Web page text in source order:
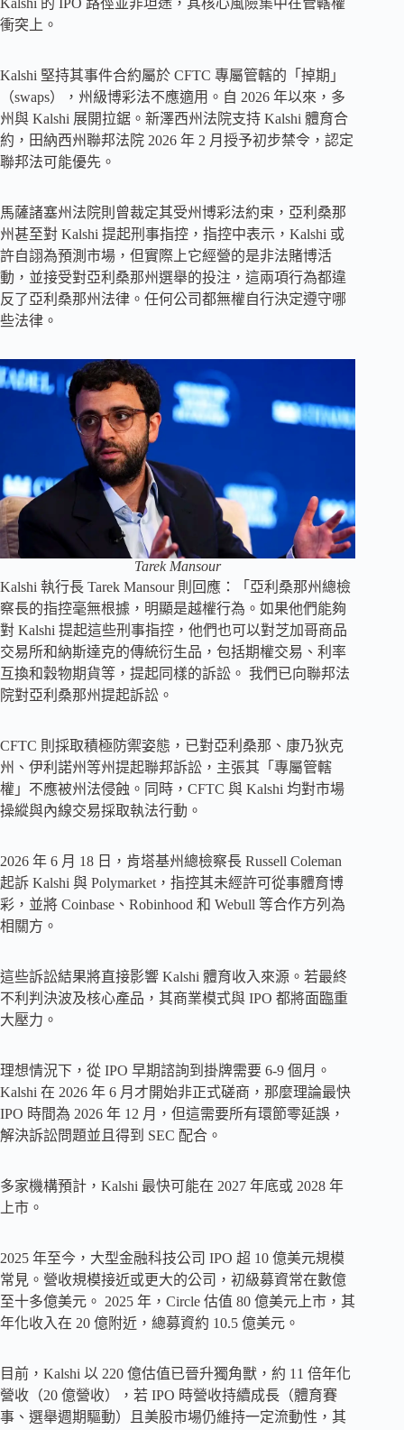
Kalshi 的 IPO 路徑並非坦途，其核心風險集中在管轄權
衝突上。
Kalshi 堅持其事件合約屬於 CFTC 專屬管轄的「掉期」
（swaps），州級博彩法不應適用。自 2026 年以來，多
州與 Kalshi 展開拉鋸。新澤西州法院支持 Kalshi 體育合
約，田納西州聯邦法院 2026 年 2 月授予初步禁令，認定
聯邦法可能優先。
馬薩諸塞州法院則曾裁定其受州博彩法約束，亞利桑那
州甚至對 Kalshi 提起刑事指控，指控中表示，Kalshi 或
許自詡為預測市場，但實際上它經營的是非法賭博活
動，並接受對亞利桑那州選舉的投注，這兩項行為都違
反了亞利桑那州法律。任何公司都無權自行決定遵守哪
些法律。
Tarek Mansour
Kalshi 執行長 Tarek Mansour 則回應：「亞利桑那州總檢
察長的指控毫無根據，明顯是越權行為。如果他們能夠
對 Kalshi 提起這些刑事指控，他們也可以對芝加哥商品
交易所和納斯達克的傳統衍生品，包括期權交易、利率
互換和穀物期貨等，提起​​同樣的訴訟。 我們已向聯邦法
院對亞利桑那州提起訴訟。
CFTC 則採取積極防禦姿態，已對亞利桑那、康乃狄克
州、伊利諾州等州提起聯邦訴訟，主張其「專屬管轄
權」不應被州法侵蝕。同時，CFTC 與 Kalshi 均對市場
操縱與內線交易採取執法行動。
2026 年 6 月 18 日，肯塔基州總檢察長 Russell Coleman
起訴 Kalshi 與 Polymarket，指控其未經許可從事體育博
彩，並將 Coinbase、Robinhood 和 Webull 等合作方列為
相關方。
這些訴訟結果將直接影響 Kalshi 體育收入來源。若最終
不利判決波及核心產品，其商業模式與 IPO 都將面臨重
大壓力。
理想情況下，從 IPO 早期諮詢到掛牌需要 6-9 個月。
Kalshi 在 2026 年 6 月才開始非正式磋商，那麼理論最快
IPO 時間為 2026 年 12 月，但這需要所有環節零延誤，
解決訴訟問題並且得到 SEC 配合。
多家機構預計，Kalshi 最快可能在 2027 年底或 2028 年
上市。
2025 年至今，大型金融科技公司 IPO 超 10 億美元規模
常見。營收規模接近或更大的公司，初級募資常在數億
至十多億美元。 2025 年，Circle 估值 80 億美元上市，其
年化收入在 20 億附近，總募資約 10.5 億美元。
目前，Kalshi 以 220 億估值已晉升獨角獸，約 11 倍年化
營收（20 億營收），若 IPO 時營收持續成長（體育賽
事、選舉週期驅動）且美股市場仍維持一定流動性，其